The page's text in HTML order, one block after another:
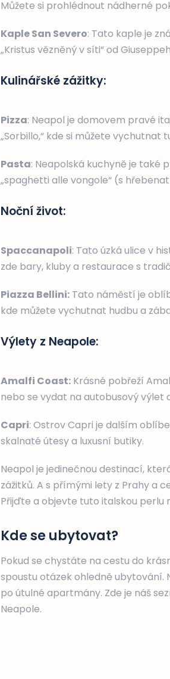
Můžete si prohlédnout nádherné
Kaple San Severo: Tato kaple je
„Kristus vězněný v síti“ od
Kulinářské zážitky:
Pizza: Neapol je domovem pravé
„Sorbillo,“ kde si můžete vychutnat
Pasta: Neapolská kuchyně je také
„spaghetti alle vongole“ (s
Noční život:
Spaccanapoli: Tato úzká ulice v
zde bary, kluby a restaurace s
Piazza Bellini: Tato náměstí je
kde můžete vychutnat hudbu a
Výlety z Neapole:
Amalfi Coast: Krásné pobřeží
nebo se vydat na autobusový
Capri: Ostrov Capri je dalším
skalnaté útesy a luxusní butiky.
Neapol je jedinečnou destinací,
zážitků. A s přímými lety z Prahy a
Přijďte a objevte tuto italskou perlu
Kde se ubytovat?
Pokud se chystáte na cestu do
spoustu otázek ohledně ubytování.
po útulné apartmány. Zde je náš
Neapole.